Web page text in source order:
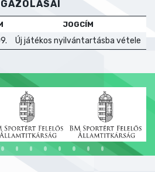
JOGCÍM
Új játékos nyilvántartásba vétele